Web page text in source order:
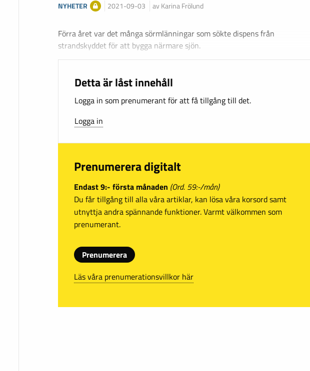
NYHETER 2021-09-03 av Karina Frölund
Förra året var det många sörmlänningar som sökte dispens från
strandskyddet för att bygga närmare sjön.
Detta är låst innehåll
Logga in som prenumerant för att få tillgång till det.
Logga in
Prenumerera digitalt
Endast 9:- första månaden (Ord. 59:-/mån)
Du får tillgång till alla våra artiklar, kan lösa våra korsord samt
utnyttja andra spännande funktioner. Varmt välkommen som
prenumerant.
Prenumerera
Läs våra prenumerationsvillkor här